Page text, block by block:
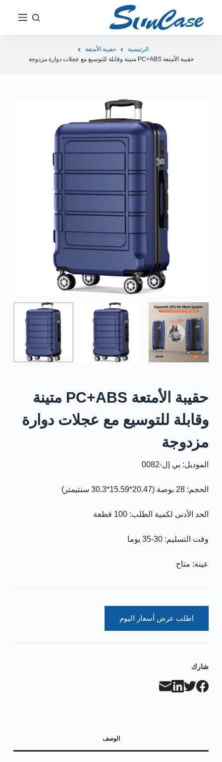
الرئيسية
حقيبة الأمتعة
حقيبة الأمتعة PC+ABS متينة وقابلة للتوسيع مع عجلات دوارة مزدوجة
حقيبة الأمتعة PC+ABS متينة
وقابلة للتوسيع مع عجلات دوارة
مزدوجة
الموديل: بي إل-0082
الحجم: 28 بوصة (20.47*15.59*30.3 سنتيمتر)
الحد الأدنى لكمية الطلب: 100 قطعة
وقت التسليم: 30-35 يوما
عينة: متاح
اطلب عرض أسعار اليوم
شارك
الوصف